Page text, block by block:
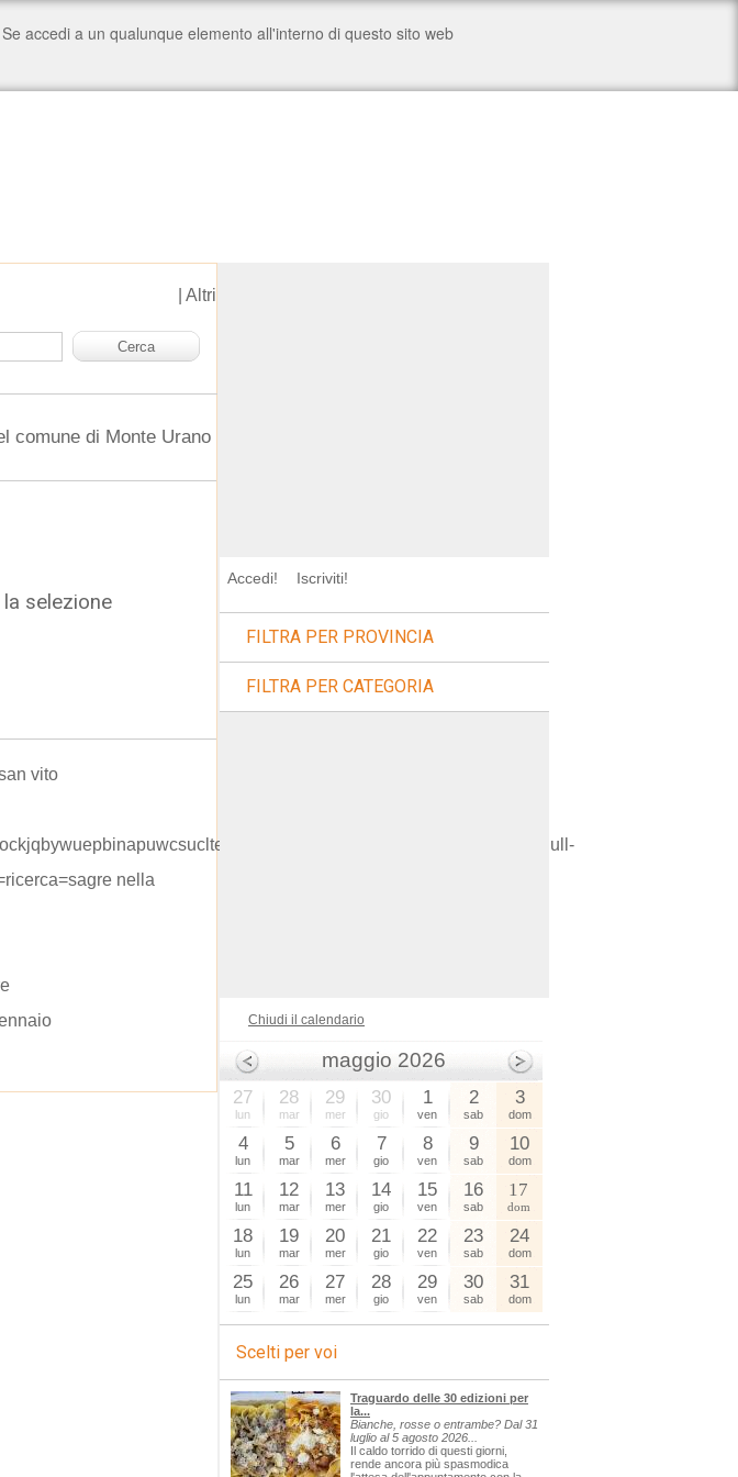
Altri
comune di Monte Urano
selezione
vito
nella
Accedi! Iscriviti!
FILTRA PER PROVINCIA
FILTRA PER CATEGORIA
Chiudi il calendario
maggio 2026
27
lun
28
mar
29
mer
30
gio
1
ven
2
sab
3
dom
4
lun
5
mar
6
mer
7
gio
8
ven
9
sab
10
dom
11
lun
12
mar
13
mer
14
gio
15
ven
16
sab
17
dom
18
lun
19
mar
20
mer
21
gio
22
ven
23
sab
24
dom
25
lun
26
mar
27
mer
28
gio
29
ven
30
sab
31
dom
Scelti per voi
Traguardo delle 30 edizioni per
la...
Bianche, rosse o entrambe? Dal 31
luglio al 5 agosto 2026...
Il caldo torrido di questi giorni,
rende ancora più spasmodica